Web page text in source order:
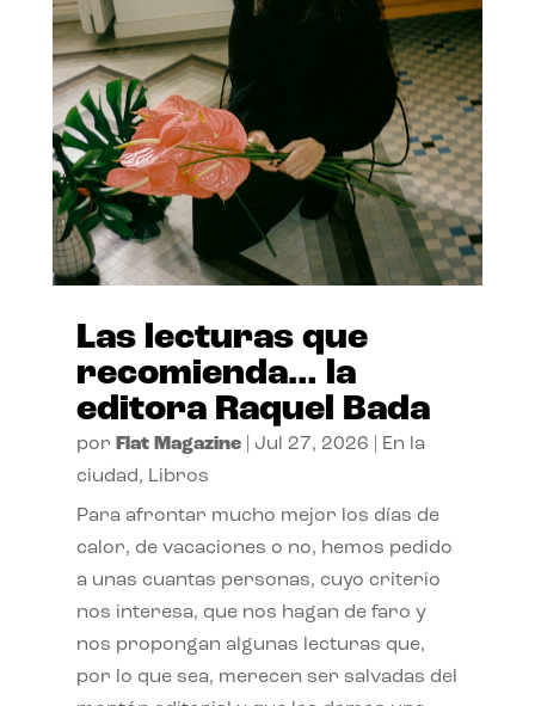
Las lecturas que
recomienda… la
editora Raquel Bada
por Flat Magazine| Jul 27, 2026
En la
ciudad, Libros
Para afrontar mucho mejor los días de
calor, de vacaciones o no, hemos pedido
a unas cuantas personas, cuyo criterio
nos interesa, que nos hagan de faro y
nos propongan algunas lecturas que,
por lo que sea, merecen ser salvadas del